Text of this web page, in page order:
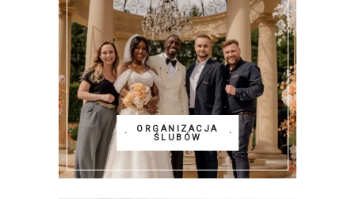
ORGANIZACJA
ŚLUBÓW